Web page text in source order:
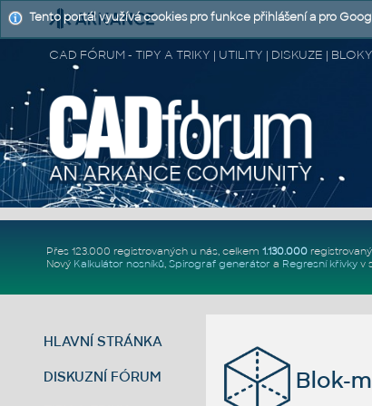
CAD FÓRUM - TIPY A TRIKY | UTILITY | DISKUZE |
Přes 123.000 registrovaných u nás, celkem 1.130.000
Nový Kalkulátor nosníků, Spirograf generátor a Regresní křivkyv
HLAVNÍ STRÁNKA
DISKUZNÍ FÓRUM Blok-
Tento portál využívá cookies pro funkce přihlášení a pro